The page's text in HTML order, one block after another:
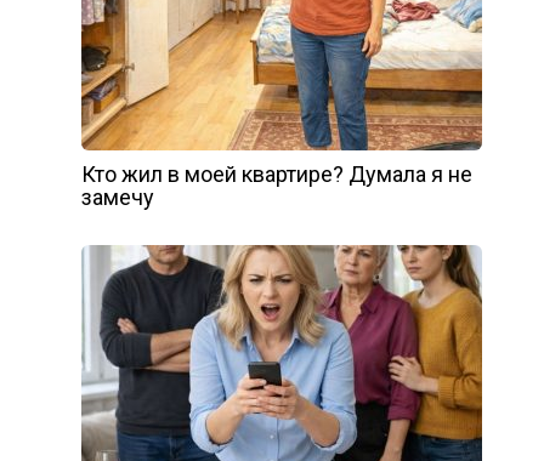
Кто жил в моей квартире? Думала я не
замечу